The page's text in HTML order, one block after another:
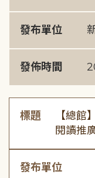
發布單位
發佈時間
標題
【總館
閱讀推
發布單位